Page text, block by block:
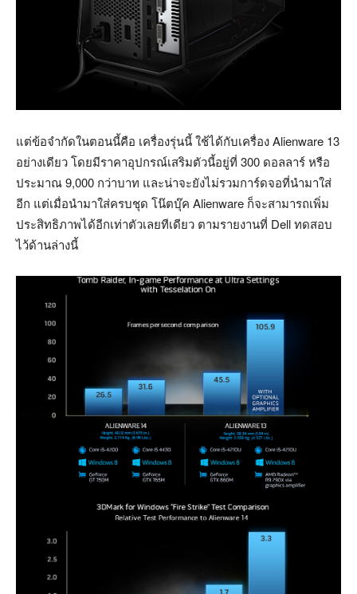
แต่ข้อจำกัดในตอนนี้คือ เครื่องรุ่นนี้ ใช้ได้กับเครื่องAlienware 13
อย่างเดียว โดยมีราคาอุปกรณ์เสริมตัวนี้อยู่ที่ 300 ดอลลาร์ หรือ
ประมาณ 9,000 กว่าบาท และน่าจะยังไม่รวมการ์ดจอที่นำมาใส่
อีก แต่เมื่อนำมาใส่ครบชุด โน๊ตบุ๊ค Alienware ก็จะสามารถเพิ่ม
ประสิทธิภาพได้อีกเท่าตัวเลยทีเดียว ตามรายงานที่ Dell ทดสอบ
ไว้ด้านล่างนี้